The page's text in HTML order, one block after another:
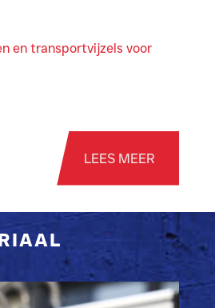
en transportvijzels voor
LEES MEER